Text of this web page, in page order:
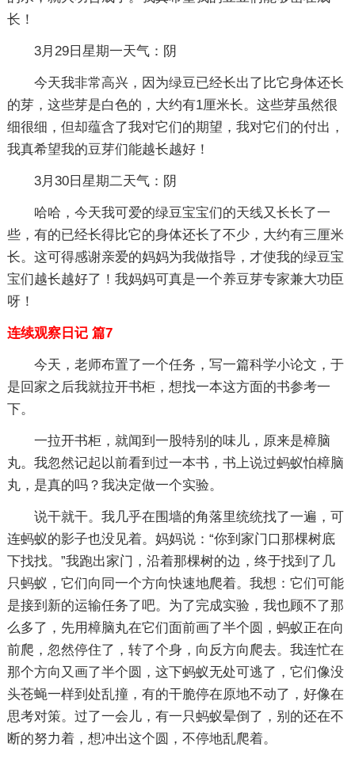
长！
3月29日星期一天气：阴
今天我非常高兴，因为绿豆已经长出了比它身体还长
的芽，这些芽是白色的，大约有1厘米长。这些芽虽然很
细很细，但却蕴含了我对它们的期望，我对它们的付出，
我真希望我的豆芽们能越长越好！
3月30日星期二天气：阴
哈哈，今天我可爱的绿豆宝宝们的天线又长长了一
些，有的已经长得比它的身体还长了不少，大约有三厘米
长。这可得感谢亲爱的妈妈为我做指导，才使我的绿豆宝
宝们越长越好了！我妈妈可真是一个养豆芽专家兼大功臣
呀！
连续观察日记 篇7
今天，老师布置了一个任务，写一篇科学小论文，于
是回家之后我就拉开书柜，想找一本这方面的书参考一
下。
一拉开书柜，就闻到一股特别的味儿，原来是樟脑
丸。我忽然记起以前看到过一本书，书上说过蚂蚁怕樟脑
丸，是真的吗？我决定做一个实验。
说干就干。我几乎在围墙的角落里统统找了一遍，可
连蚂蚁的影子也没见着。妈妈说：“你到家门口那棵树底
下找找。”我跑出家门，沿着那棵树的边，终于找到了几
只蚂蚁，它们向同一个方向快速地爬着。我想：它们可能
是接到新的运输任务了吧。为了完成实验，我也顾不了那
么多了，先用樟脑丸在它们面前画了半个圆，蚂蚁正在向
前爬，忽然停住了，转了个身，向反方向爬去。我连忙在
那个方向又画了半个圆，这下蚂蚁无处可逃了，它们像没
头苍蝇一样到处乱撞，有的干脆停在原地不动了，好像在
思考对策。过了一会儿，有一只蚂蚁晕倒了，别的还在不
断的努力着，想冲出这个圆，不停地乱爬着。